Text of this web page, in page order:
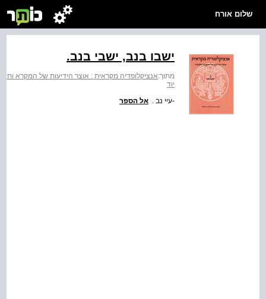
שלום אורח
ישבו בנב, ישבי בנב.
מתוך:אנציקלופדיה מקראית : אוצר הידיעות של המקרא
יוד
-עיי נב . אל הספר